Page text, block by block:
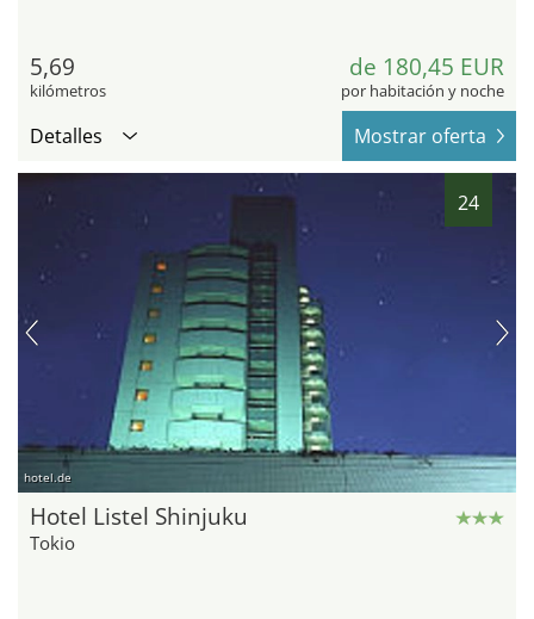
5,69
kilómetros
de 180,45 EUR
por habitación y noche
Detalles Mostrar oferta
24
hotel.de
Hotel Listel Shinjuku
Tokio